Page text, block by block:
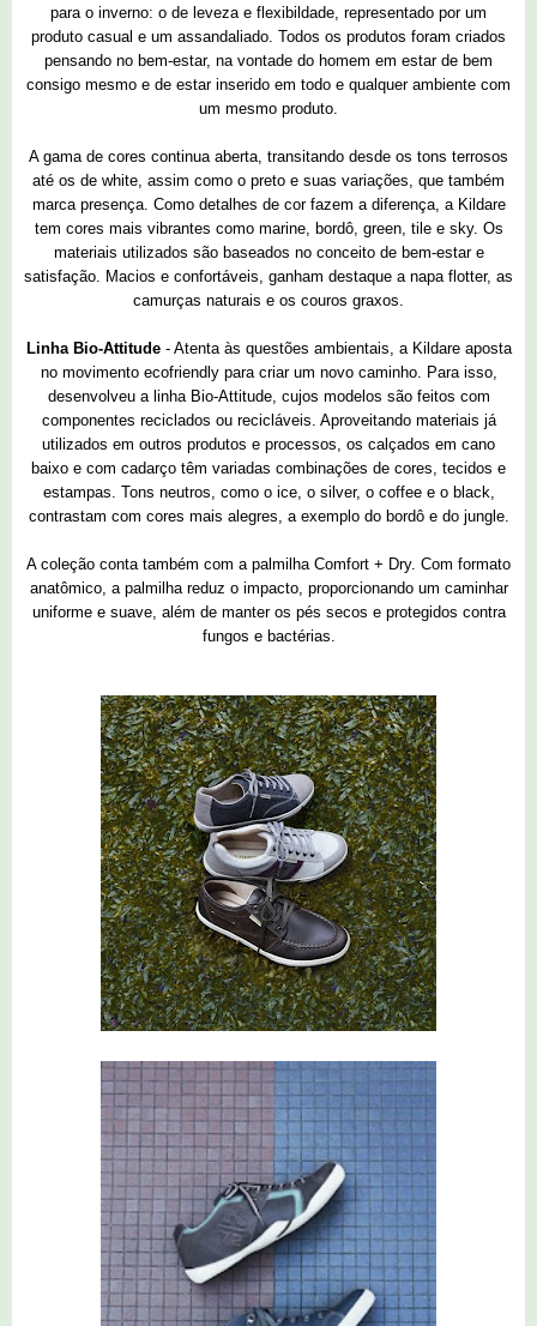
para o inverno: o de leveza e flexibildade, representado por um
produto casual e um assandaliado. Todos os produtos foram criados
pensando no bem-estar, na vontade do homem em estar de bem
consigo mesmo e de estar inserido em todo e qualquer ambiente com
um mesmo produto.
A gama de cores continua aberta, transitando desde os tons terrosos
até os de white, assim como o preto e suas variações, que também
marca presença. Como detalhes de cor fazem a diferença, a Kildare
tem cores mais vibrantes como marine, bordô, green, tile e sky. Os
materiais utilizados são baseados no conceito de bem-estar e
satisfação. Macios e confortáveis, ganham destaque a napa flotter, as
camurças naturais e os couros graxos.
Linha Bio-Attitude- Atenta às questões ambientais, a Kildare aposta
no movimento ecofriendly para criar um novo caminho. Para isso,
desenvolveu a linha Bio-Attitude, cujos modelos são feitos com
componentes reciclados ou recicláveis. Aproveitando materiais já
utilizados em outros produtos e processos, os calçados em cano
baixo e com cadarço têm variadas combinações de cores, tecidos e
estampas. Tons neutros, como o ice, o silver, o coffee e o black,
contrastam com cores mais alegres, a exemplo do bordô e do jungle.
A coleção conta também com a palmilha Comfort + Dry. Com formato
anatômico, a palmilha reduz o impacto, proporcionando um caminhar
uniforme e suave, além de manter os pés secos e protegidos contra
fungos e bactérias.